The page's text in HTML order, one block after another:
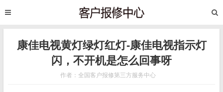
康佳电视黄灯绿灯红灯-康佳电视指示灯
闪，不开机是怎么回事呀
作者：全国客户报修第三方服务中心